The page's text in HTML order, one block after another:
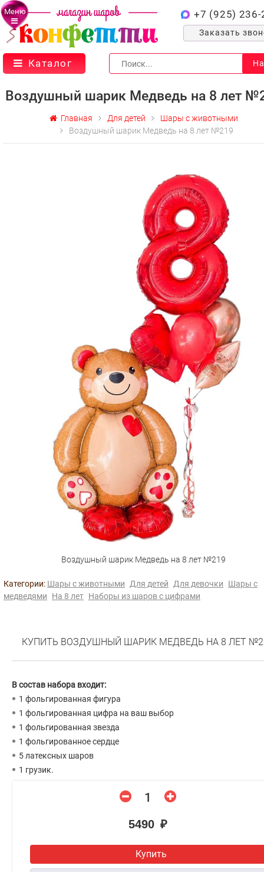
Меню +7 (925) 236-
Заказать
Каталог
Воздушный шарик Медведь на 8 лет
Главная Для детей
Шары с животными
Воздушный шарик Медведь на 8 лет №219
Воздушный шарик Медведь на 8 лет №219
Категории: Шары с животными Для детей Для девочки
Шары с
медведями
На 8 лет Наборы из шаров с цифрами
КУПИТЬ ВОЗДУШНЫЙ ШАРИК МЕДВЕДЬ НА 8 ЛЕТ
В состав набора входит:
1 фольгированная фигура
1 фольгированная цифра на ваш выбор
1 фольгированная звезда
1 фольгированное сердце
5 латексных шаров
1 грузик.
5490 ₽
Купить